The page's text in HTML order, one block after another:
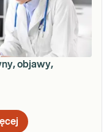
objawy,